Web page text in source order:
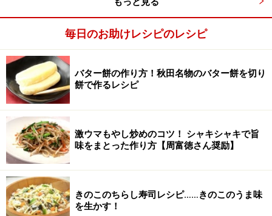
毎日のお助けレシピのレシピ
バター餅の作り方！秋田名物のバター餅を切り
餅で作るレシピ
激ウマもやし炒めのコツ！ シャキシャキで旨
味をまとった作り方【周富徳さん奨励】
きのこのちらし寿司レシピ……きのこのうま味
を生かす！